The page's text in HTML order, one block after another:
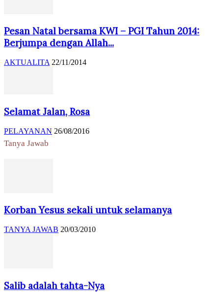
Pesan Natal bersama KWI – PGI Tahun 2014:
Berjumpa dengan Allah...
AKTUALITA 22/11/2014
Selamat Jalan, Rosa
PELAYANAN 26/08/2016
Tanya Jawab
Korban Yesus sekali untuk selamanya
TANYA JAWAB 20/03/2010
Salib adalah tahta-Nya